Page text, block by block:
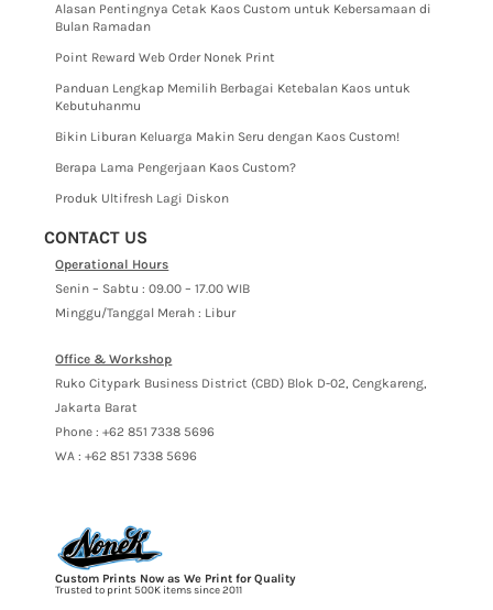
CONTACT US
Alasan Pentingnya Cetak Kaos Custom untuk Kebersamaan di
Bulan Ramadan
Point Reward Web Order Nonek Print
Panduan Lengkap Memilih Berbagai Ketebalan Kaos untuk
Kebutuhanmu
Bikin Liburan Keluarga Makin Seru dengan Kaos Custom!
Berapa Lama Pengerjaan Kaos Custom?
Produk Ultifresh Lagi Diskon
Operational Hours
Senin – Sabtu : 09.00 – 17.00 WIB
Minggu/Tanggal Merah : Libur
Office & Workshop
Ruko Citypark Business District (CBD) Blok D-02, Cengkareng,
Jakarta Barat
Phone : +62 851 7338 5696
WA : +62 851 7338 5696
Custom Prints Now as We Print for Quality
Trusted to print 500K items since 2011